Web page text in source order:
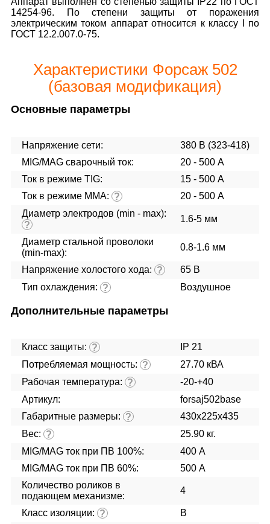
14254-96. По степени защиты от поражения
электрическим током аппарат относится к классу I по
ГОСТ 12.2.007.0-75.
Характеристики Форсаж 502
(базовая модификация)
Основные параметры
Напряжение сети:
380 В (323-418)
MIG/MAG cварочный ток:
20 - 500 А
Ток в режиме TIG:
15 - 500 А
Ток в режиме ММА: ?
20 - 500 А
Диаметр электродов (min - max):
?
1.6-5 мм
Диаметр стальной проволоки
(min-max):
0.8-1.6 мм
Напряжение холостого хода: ?
65 В
Тип охлаждения: ? Воздушное
Дополнительные параметры
Класс защиты: ?
IP 21
Потребляемая мощность: ?
27.70 кВА
Рабочая температура: ?
-20-+40
Артикул:
forsaj502base
Габаритные размеры: ?
430x225x435
Вес: ?
25.90 кг.
MIG/MAG ток при ПВ 100%:
400 А
MIG/MAG ток при ПВ 60%:
500 А
Количество роликов в
подающем механизме:
4
Класс изоляции: ? B